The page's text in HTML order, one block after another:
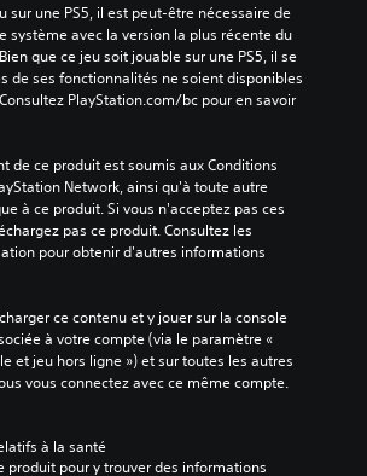
sur une PS5, il est peut-être nécessaire de
système avec la version la plus récente du
que ce jeu soit jouable sur une PS5, il se
de ses fonctionnalités ne soient disponibles
PlayStation.com/bc pour en savoir
de ce produit est soumis aux Conditions
Network, ainsi qu'à toute autre
à ce produit. Si vous n'acceptez pas ces
pas ce produit. Consultez les
pour obtenir d'autres informations
ce contenu et y jouer sur la console
à votre compte (via le paramètre «
et jeu hors ligne ») et sur toutes les autres
vous connectez avec ce même compte.
à la santé